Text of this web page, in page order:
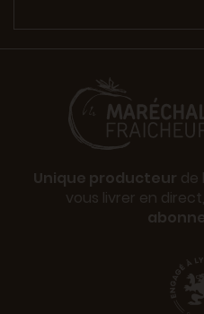
Unique producteur de
vous livrer en direct,